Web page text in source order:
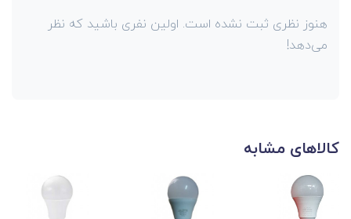
هنوز نظری ثبت نشده است. اولین نفری باشید که نظر
می‌دهد!
کالاهای مشابه